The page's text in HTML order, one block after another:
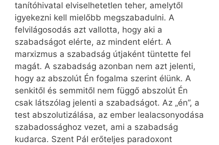
tanítóhivatal elviselhetetlen teher, amelytől
igyekezni kell mielőbb megszabadulni. A
felvilágosodás azt vallotta, hogy aki a
szabadságot elérte, az mindent elért. A
marxizmus a szabadság útjaként tüntette fel
magát. A szabadság azonban nem azt jelenti,
hogy az abszolút Én fogalma szerint élünk. A
senkitől és semmitől nem függő abszolút Én
csak látszólag jelenti a szabadságot. Az „én”, a
test abszolutizálása, az ember lealacsonyodása
szabadossághoz vezet, ami a szabadság
kudarca. Szent Pál erőteljes paradoxont